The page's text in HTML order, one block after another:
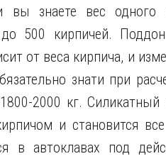
вы знаете вес
500 кирпичей.
от веса кирпича, и
знати при
2000 кг.
и становится
в автоклавах под